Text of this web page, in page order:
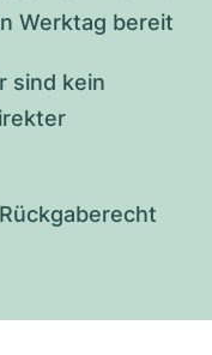
Werktag bereit
sind kein